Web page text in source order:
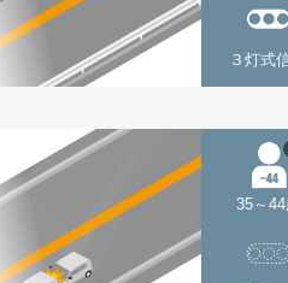
３灯式
35～